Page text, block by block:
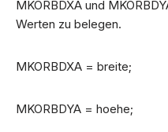
MKORBDXA und
Werten zu belegen.
MKORBDXA = breite;
MKORBDYA = hoehe;